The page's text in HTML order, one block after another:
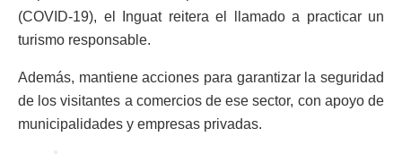
(COVID-19), el Inguat reitera el llamado a practicar un
turismo responsable.
Además, mantiene acciones para garantizar la seguridad
de los visitantes a comercios de ese sector, con apoyo de
municipalidades y empresas privadas.